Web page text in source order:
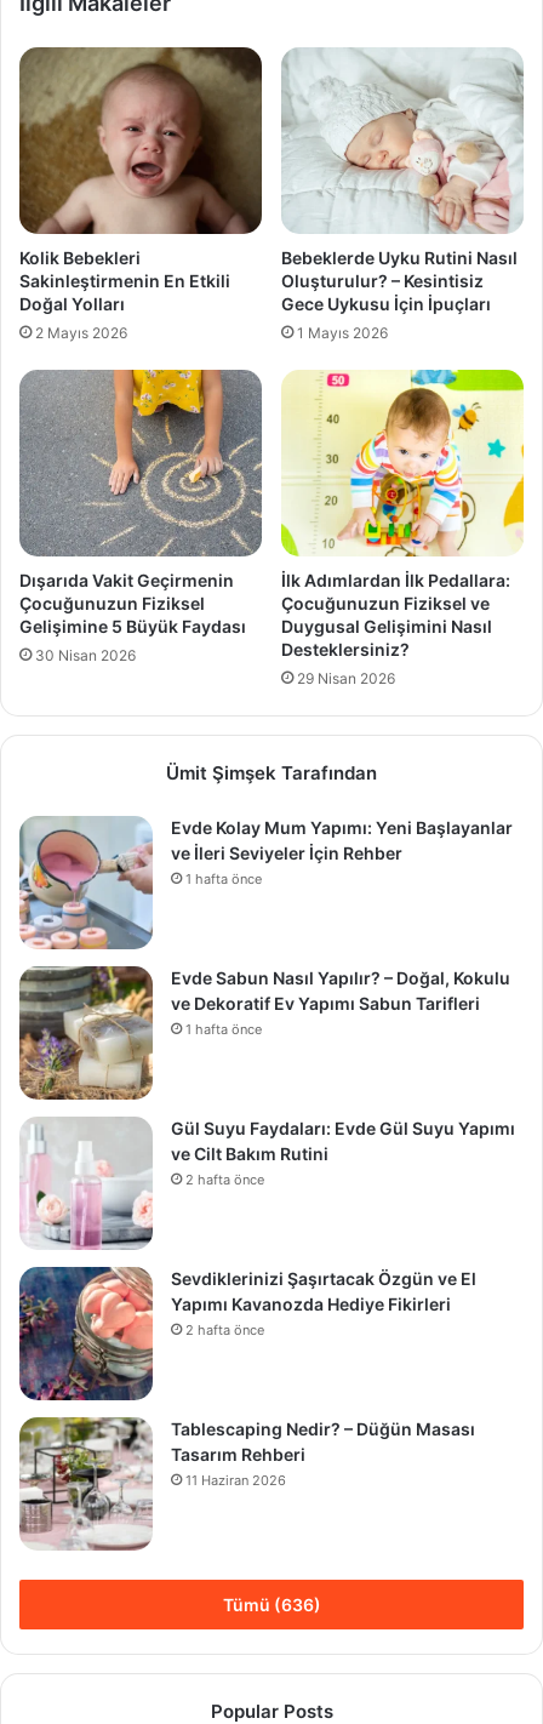
Kolik Bebekleri
Sakinleştirmenin En Etkili
Doğal Yolları
2 Mayıs 2026
Bebeklerde Uyku Rutini Nasıl
Oluşturulur? – Kesintisiz
Gece Uykusu İçin İpuçları
1 Mayıs 2026
Dışarıda Vakit Geçirmenin
Çocuğunuzun Fiziksel
Gelişimine 5 Büyük Faydası
30 Nisan 2026
İlk Adımlardan İlk Pedallara:
Çocuğunuzun Fiziksel ve
Duygusal Gelişimini Nasıl
Desteklersiniz?
29 Nisan 2026
Ümit Şimşek Tarafından
Evde Kolay Mum Yapımı: Yeni Başlayanlar
ve İleri Seviyeler İçin Rehber
1 hafta önce
Evde Sabun Nasıl Yapılır? – Doğal, Kokulu
ve Dekoratif Ev Yapımı Sabun Tarifleri
1 hafta önce
Gül Suyu Faydaları: Evde Gül Suyu Yapımı
ve Cilt Bakım Rutini
2 hafta önce
Sevdiklerinizi Şaşırtacak Özgün ve El
Yapımı Kavanozda Hediye Fikirleri
2 hafta önce
Tablescaping Nedir? – Düğün Masası
Tasarım Rehberi
11 Haziran 2026
Tümü (636)
Popular Posts